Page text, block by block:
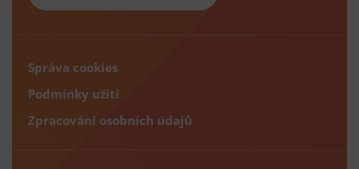
Správa cookies
Podmínky užití
Zpracování osobních údajů